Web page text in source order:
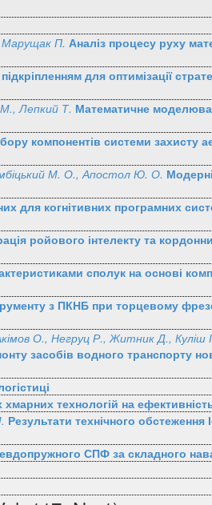
Марущак П. Аналіз процесу руху
для оптимізації
Лепкий Т. Математичне
компонентів системи захисту
М. О., Апостол Ю. О.
для когнітивних програмних
ройового інтелекту та
сполук на основі
з ПКНБ при торцевому
О., Негруц Р., Житник Д., Куліш
засобів водного транспорту
технологій на
Результати технічного обстеження
СПФ за складного